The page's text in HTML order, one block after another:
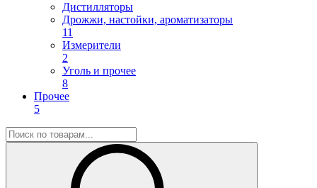
Дистилляторы
Дрожжи, настойки, ароматизаторы
11
Измерители
2
Уголь и прочее
8
Прочее
5